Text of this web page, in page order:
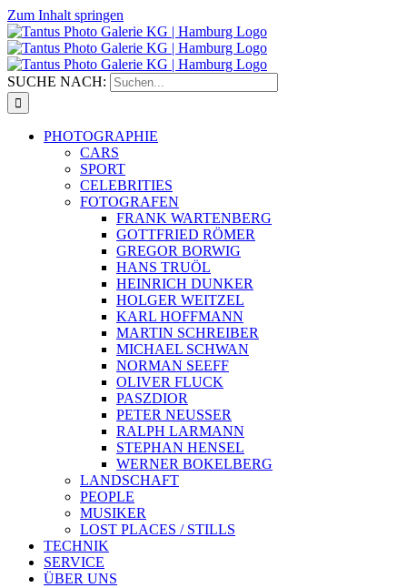
Zum Inhalt springen
SUCHE NACH:
PHOTOGRAPHIE
CARS
SPORT
CELEBRITIES
FOTOGRAFEN
FRANK WARTENBERG
GOTTFRIED RÖMER
GREGOR BORWIG
HANS TRUÖL
HEINRICH DUNKER
HOLGER WEITZEL
KARL HOFFMANN
MARTIN SCHREIBER
MICHAEL SCHWAN
NORMAN SEEFF
OLIVER FLUCK
PASZDIOR
PETER NEUSSER
RALPH LARMANN
STEPHAN HENSEL
WERNER BOKELBERG
LANDSCHAFT
PEOPLE
MUSIKER
LOST PLACES / STILLS
TECHNIK
SERVICE
ÜBER UNS